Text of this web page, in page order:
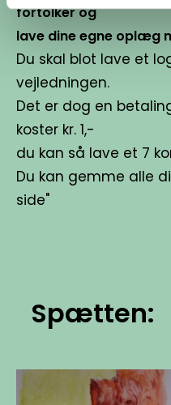
fortolker og
lave dine egne oplæg
Du skal blot lave et
vejledningen.
Det er dog en
koster kr. 1,-
du kan så lave et 7
Du kan gemme alle
side"
Spætten: